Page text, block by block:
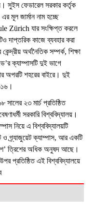
সুইস ফেডারেল সরকার কর্তৃক
মূল জার্মান নাম হচ্ছে
Zürich যার সংক্ষিপ্ত করলে
দাপ্তরিক কাজে ব্যবহার করা
অর্থনৈতিক সম্পর্ক, শিক্ষা
ক্যাম্পাসটি দুই ভাগে
অপরটি শহরের বাইরে। দুই
সালের ২৩ মার্চ প্রতিষ্ঠিত
সরকারি বিশ্ববিদ্যালয়।
নিয়ে এ বিশ্ববিদ্যালয়টি
ও গ্র্যাজুয়েট ক্যাম্পাস, আর একটি
ত্রিশের অধিক অনুষদ আছে।
প্রতিষ্ঠিত এই বিশ্ববিদ্যালয়ে